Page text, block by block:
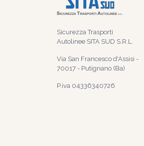
Sicurezza Trasporti
Autolinee SITA SUD S.R.L.
Via San Francesco d'Assisi -
70017 - Putignano (Ba)
P.iva 04336340726